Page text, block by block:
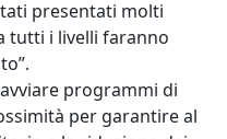
presentati molti
tutti i livelli faranno
programmi di
per garantire al